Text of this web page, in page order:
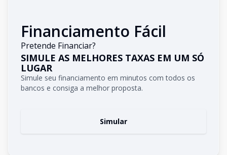
Financiamento Fácil
Pretende Financiar?
SIMULE AS MELHORES TAXAS EM UM SÓ
LUGAR
Simule seu financiamento em minutos com todos os
bancos e consiga a melhor proposta.
Simular